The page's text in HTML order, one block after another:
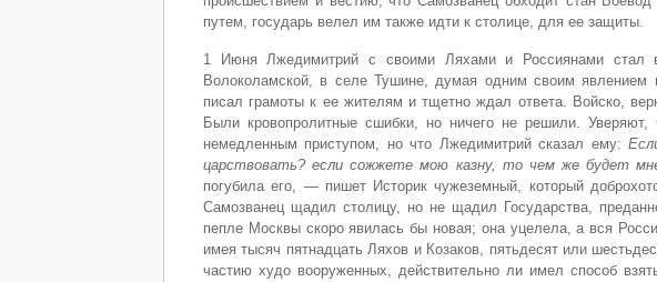
путем, государь велел им также идти к столице, для ее защиты.
1 Июня Лжедимитрий с своими Ляхами и Россиянами стал
Волоколамской, в селе Тушине, думая одним своим явлением
писал грамоты к ее жителям и тщетно ждал ответа. Войско,
Были кровопролитные сшибки, но ничего не решили.
немедленным приступом, но что Лжедимитрий сказал ему:
царствовать? если сожжете мою казну, то чем же будет
погубила его, — пишет Историк чужеземный, который
Самозванец щадил столицу, но не щадил Государства,
пепле Москвы скоро явилась бы новая; она уцелела, а вся
имея тысяч пятнадцать Ляхов и Козаков, пятьдесят или
частию худо вооруженных, действительно ли имел способ